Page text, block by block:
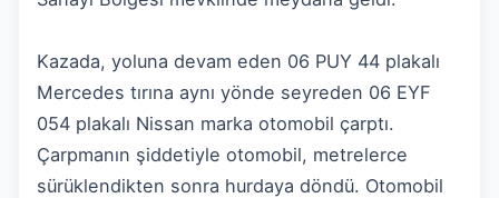
Kazada, yoluna devam eden 06 PUY 44 plakalı
Mercedes tırına aynı yönde seyreden 06 EYF
054 plakalı Nissan marka otomobil çarptı.
Çarpmanın şiddetiyle otomobil, metrelerce
sürüklendikten sonra hurdaya döndü. Otomobil